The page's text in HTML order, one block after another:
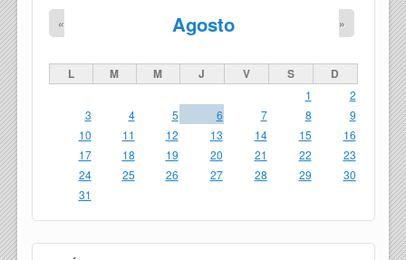
Agosto
« »
L M M J V S D
1
2
3
4 5 6 7 8
9
10
11 12 13 14 15
16
17
18 19 20 21 22
23
24
25 26 27 28 29
30
31